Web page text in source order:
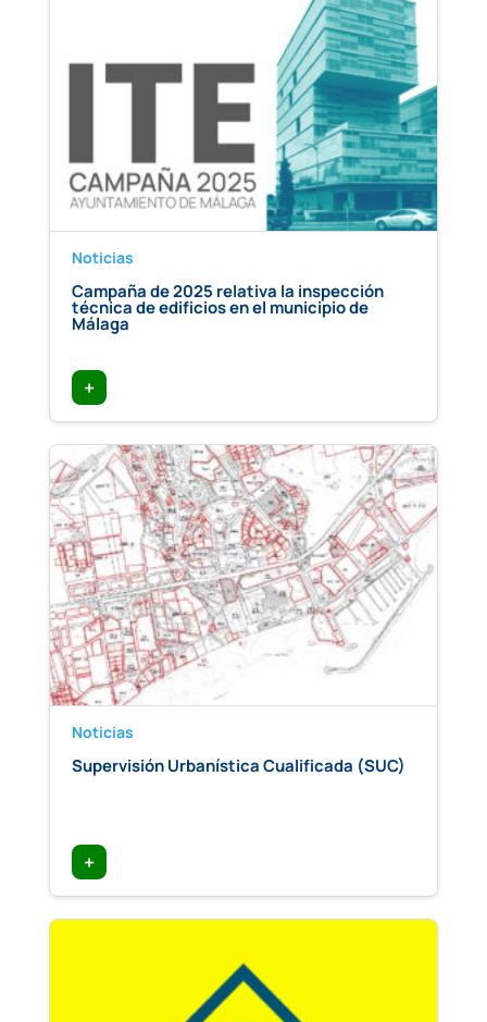
Noticias
Campaña de 2025 relativa la inspección
técnica de edificios en el municipio de
Málaga
+
Noticias
Supervisión Urbanística Cualificada (SUC)
+